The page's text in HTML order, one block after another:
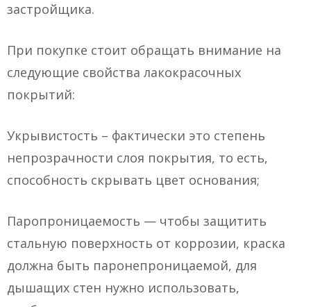
застройщика.
При покупке стоит обращать внимание на
следующие свойства лакокрасочных
покрытий:
Укрывистость – фактически это степень
непрозрачности слоя покрытия, то есть,
способность скрывать цвет основания;
Паропроницаемость — чтобы защитить
стальную поверхность от коррозии, краска
должна быть паронепроницаемой, для
дышащих стен нужно использовать,